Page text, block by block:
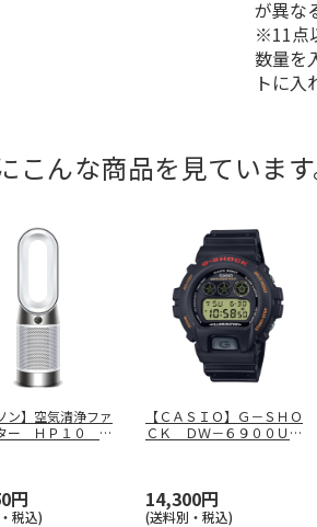
が異な
※11点
数量を
トに入
んな商品を見ています
ン】空気清浄ファ
ー ＨＰ１０ Ｗ
円
税込)
【ＣＡＳＩＯ】Ｇ－ＳＨＯ
ＣＫ ＤＷ－６９００ＵＢ
14,300円
(送料別・税込)